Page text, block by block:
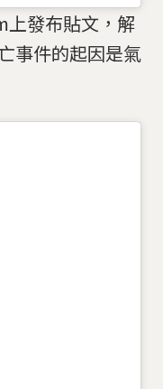
上發布貼文，解
事件的起因是氣